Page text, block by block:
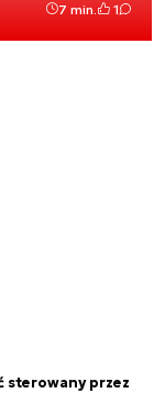
7 min. 1
sterowany przez